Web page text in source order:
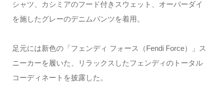
シャツ、カシミアのフード付きスウェット、オーバーダイ
を施したグレーのデニムパンツを着用。
足元には新色の「フェンディ フォース（Fendi Force）」ス
ニーカーを履いた、リラックスしたフェンディのトータル
コーディネートを披露した。